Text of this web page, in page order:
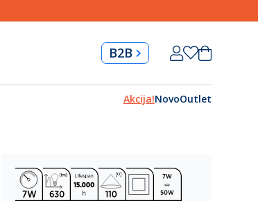
B2B Korpa
Akcija!NovoOutlet